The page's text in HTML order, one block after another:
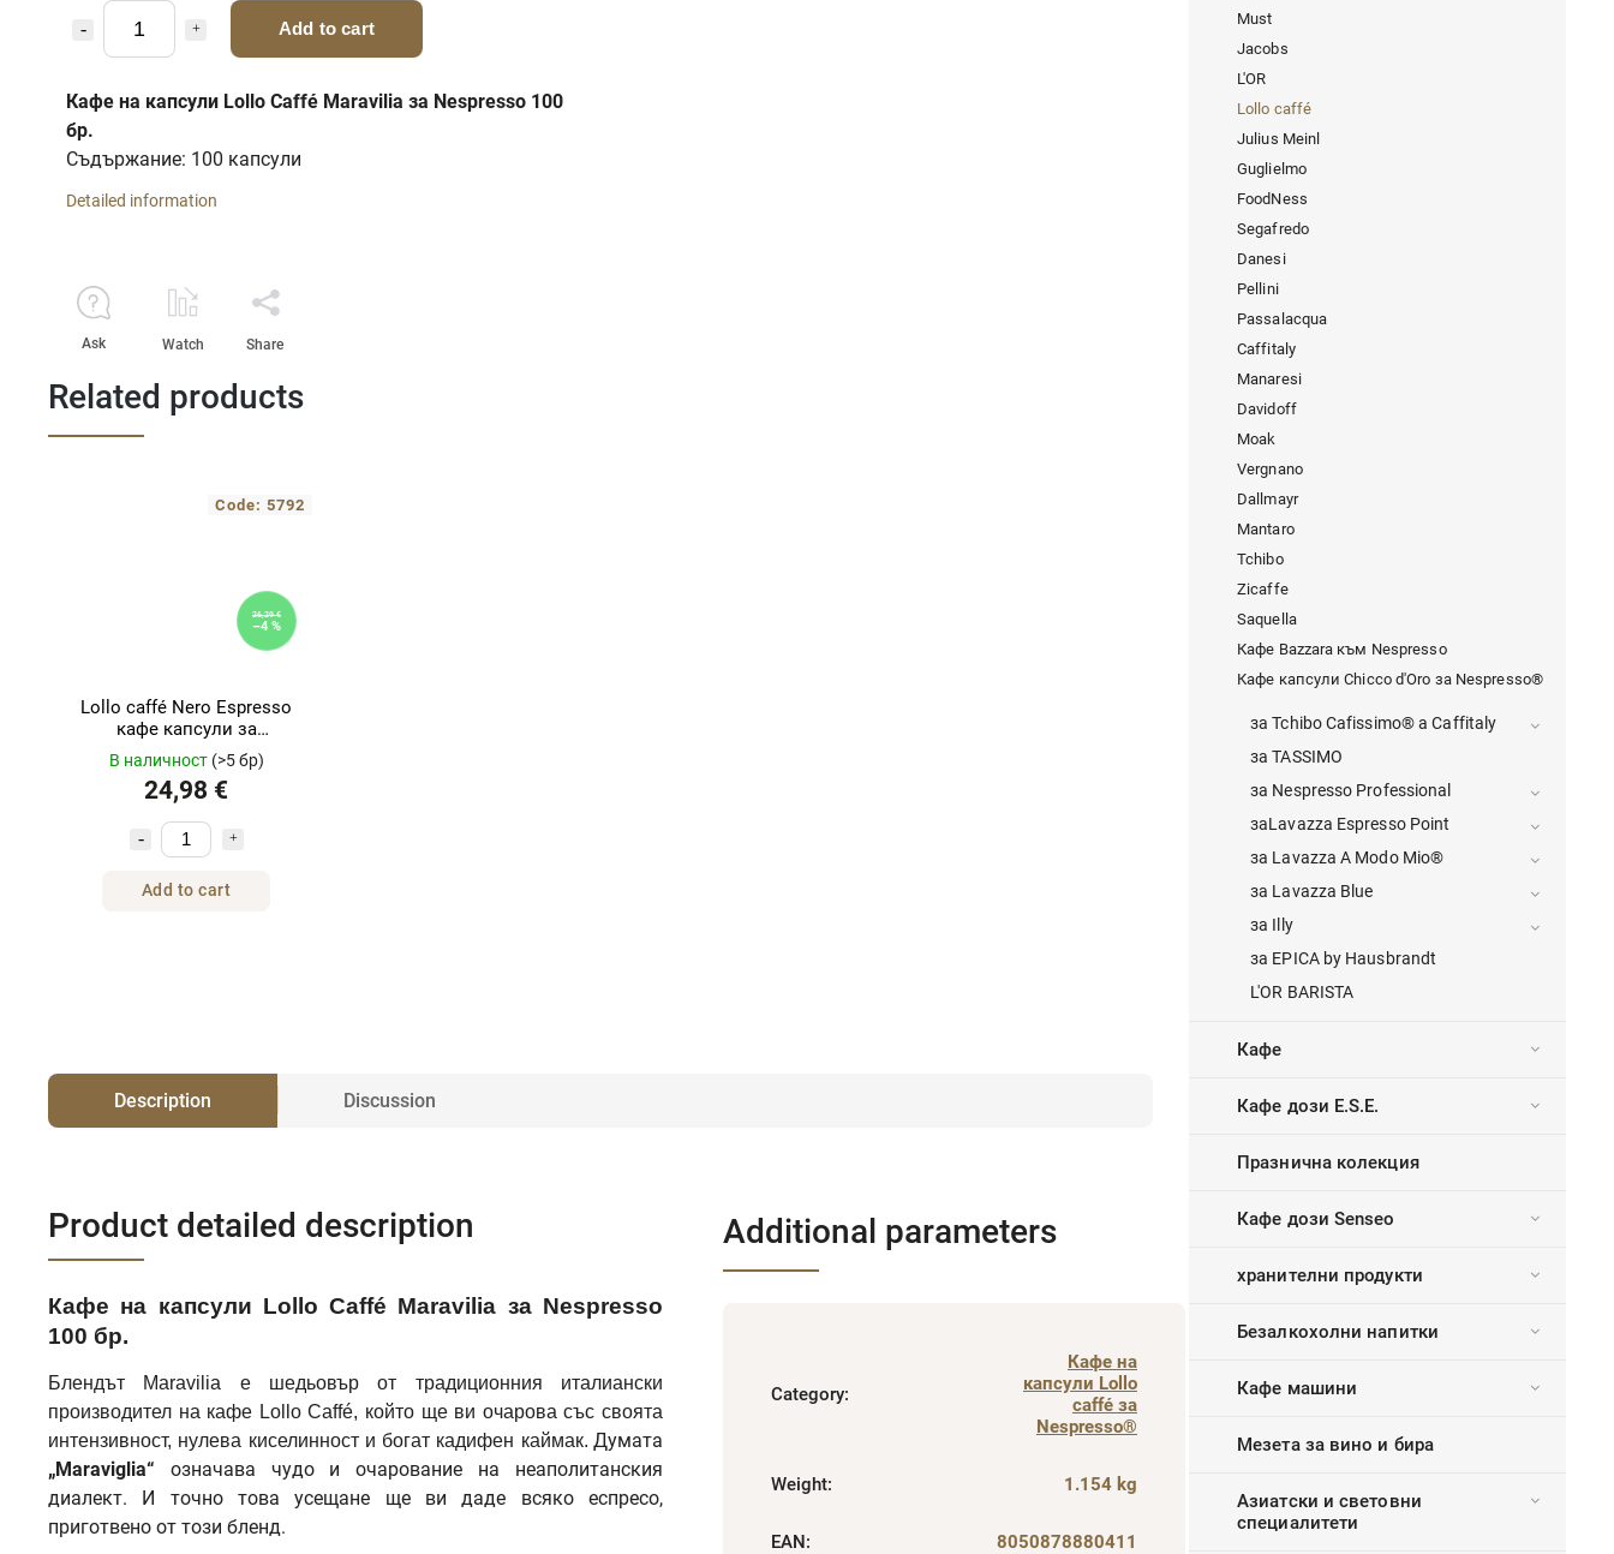
Must
Jacobs
L'OR
Lollo caffé
Julius Meinl
Guglielmo
FoodNess
Segafredo
Danesi
Pellini
Passalacqua
Caffitaly
Manaresi
Davidoff
Moak
Vergnano
Dallmayr
Mantaro
Tchibo
Zicaffe
Saquella
Кафе Bazzara към Nespresso
Кафе капсули Chicco d'Oro за Nespresso®
за Tchibo Cafissimo® a Caffitaly
за TASSIMO
за Nespresso Professional
заLavazza Espresso Point
за Lavazza A Modo Mio®
за Lavazza Blue
за Illy
за EPICA by Hausbrandt
L'OR BARISTA
Кафе
Кафе дози E.S.E.
Празнична колекция
Кафе дози Senseo
хранителни продукти
Безалкохолни напитки
Кафе машини
Мезета за вино и бира
Азиатски и световни
специалитети
Add to cart
Кафе на капсули Lollo Caffé Maravilia за Nespresso 100
бр.
Съдържание: 100 капсули
Detailed information
Ask Watch Share
Related products
26,29 €
–4 %
Lollo caffé Nero Espresso
кафе капсули за
NESPRESSO® 100 броя
В наличност (>5 бр)
24,98 €
Add to cart
Code: 5792
Description Discussion
Product detailed description
Кафе на капсули Lollo Caffé Maravilia за Nespresso
100 бр.
Блендът Maravilia е шедьовър от традиционния италиански
производител на кафе Lollo Caffé, който ще ви очарова със своята
интензивност, нулева киселинност и богат кадифен каймак. Думата
„Maraviglia“ означава чудо и очарование на неаполитанския
диалект. И точно това усещане ще ви даде всяко еспресо,
приготвено от този бленд.
Additional parameters
Category:
Кафе на
капсули Lollo
caffé за
Nespresso®
Weight: 1.154 kg
EAN: 8050878880411